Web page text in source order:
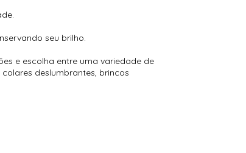
seu brilho.
e escolha entre uma variedade de
deslumbrantes, brincos